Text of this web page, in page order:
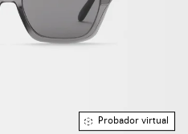
Probador virtual